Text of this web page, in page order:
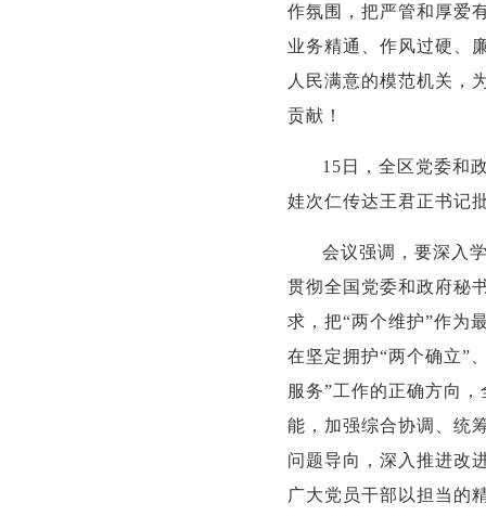
作氛围，把严管和厚爱
业务精通、作风过硬、
人民满意的模范机关，
贡献！
15日，全区党委和
娃次仁传达王君正书记
会议强调，要深入
贯彻全国党委和政府秘
求，把“两个维护”作为
在坚定拥护“两个确立”
服务”工作的正确方向
能，加强综合协调、统
问题导向，深入推进改
广大党员干部以担当的